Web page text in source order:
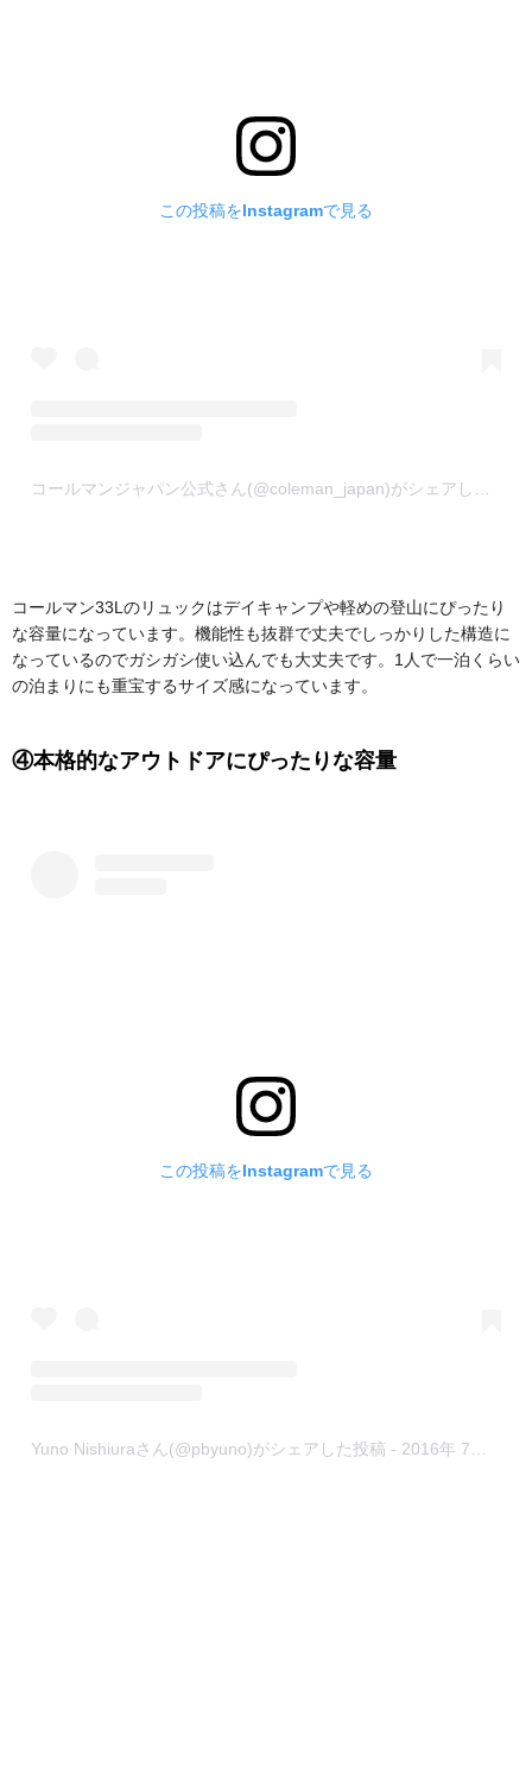
この投稿をInstagramで見る
コールマン33Lのリュックはデイキャンプや軽めの登山にぴったり
な容量になっています。機能性も抜群で丈夫でしっかりした構造に
なっているのでガシガシ使い込んでも大丈夫です。1人で一泊くらい
の泊まりにも重宝するサイズ感になっています。
④本格的なアウトドアにぴったりな容量
この投稿をInstagramで見る
Yuno Nishiuraさん(@pbyuno)がシェアした投稿 - 2016年 7月月21日午前2時09分PDT